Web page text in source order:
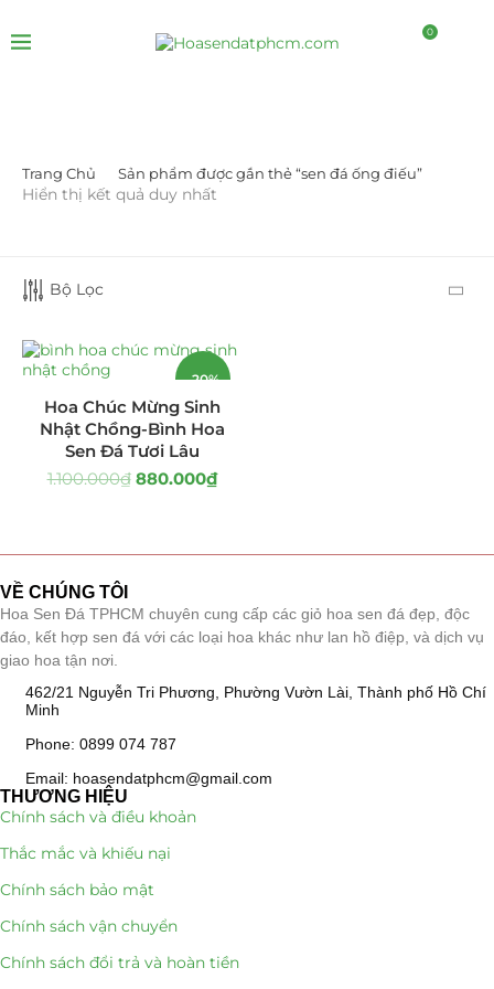
0
DANH MỤC SẢN PHẨM
Cây Sen Đá Giá Sỉ (137)
Chậu Sen Đá Mini
Lan Hồ Điệp Truyền Thống
Lũa Hồ Điệp Sen Đá
Hoa Ngày Lễ 8/3
Hoa Tặng 14/2 (16)
Hoa Tặng 20/10 (33)
Quà Tặng
Quà Noel - Quà Giáng Sinh
Quà Tặng Sếp
Quà Tết
Trang Chủ Sản phẩm được gắn thẻ “sen đá ống điếu”
Hiển thị kết quả duy nhất
Bộ Lọc
-20%
Hoa Chúc Mừng Sinh
Nhật Chồng-Bình Hoa
Sen Đá Tươi Lâu
1.100.000₫ 880.000₫
VỀ CHÚNG TÔI
Hoa Sen Đá TPHCM chuyên cung cấp các giỏ hoa sen đá đẹp, độc
đáo, kết hợp sen đá với các loại hoa khác như lan hồ điệp, và dịch vụ
giao hoa tận nơi.
462/21 Nguyễn Tri Phương, Phường Vườn Lài, Thành phố Hồ Chí
Minh
Phone: 0899 074 787
Email: hoasendatphcm@gmail.com
THƯƠNG HIỆU
Chính sách và điều khoản
Thắc mắc và khiếu nại
Chính sách bảo mật
Chính sách vận chuyển
Chính sách đổi trả và hoàn tiền